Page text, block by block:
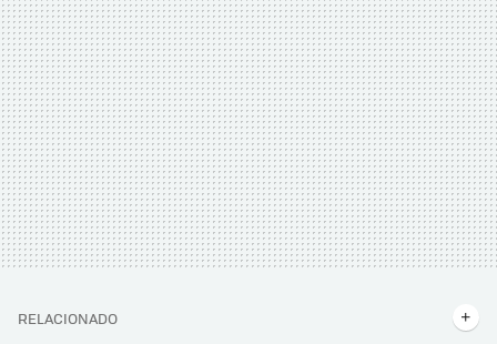
RELACIONADO